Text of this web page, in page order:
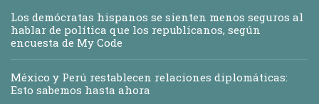
Los demócratas hispanos se sienten menos seguros al
hablar de política que los republicanos, según
encuesta de My Code
México y Perú restablecen relaciones diplomáticas:
Esto sabemos hasta ahora